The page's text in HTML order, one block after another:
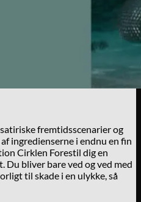
fremtidsscenarier og
ingredienserne i endnu en fin
Cirklen Forestil dig en
Du bliver bare ved og ved med
til skade i en ulykke, så